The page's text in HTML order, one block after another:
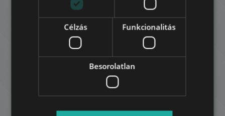
Célzás Funkcionalitás
Besorolatlan